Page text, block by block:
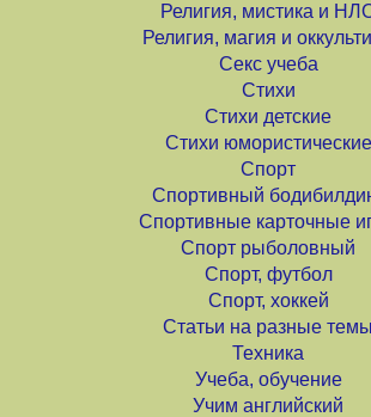
Религия, мистика и
Религия, магия и
Секс учеба
Стихи
Стихи детские
Стихи юмористические
Спорт
Спортивный
Спортивные карточные
Спорт рыболовный
Спорт, футбол
Спорт, хоккей
Статьи на разные темы
Техника
Учеба, обучение
Учим английский